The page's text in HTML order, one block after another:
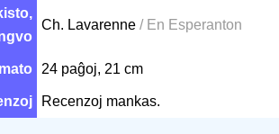
Ch. Lavarenne / En Esperanton
24 paĝoj, 21 cm
Recenzoj mankas.